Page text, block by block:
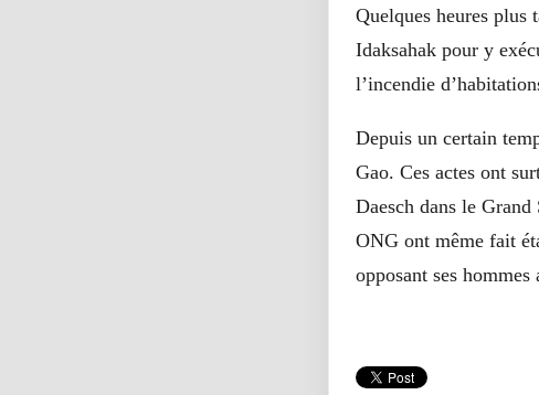
Quelques heures plus
Idaksahak pour y
l’incendie
Depuis un certain
Gao. Ces actes ont
Daesch dans le
ONG ont même fait
opposant ses